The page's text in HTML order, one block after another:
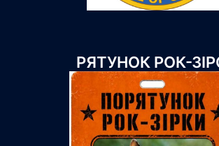
РЯТУНОК РОК-